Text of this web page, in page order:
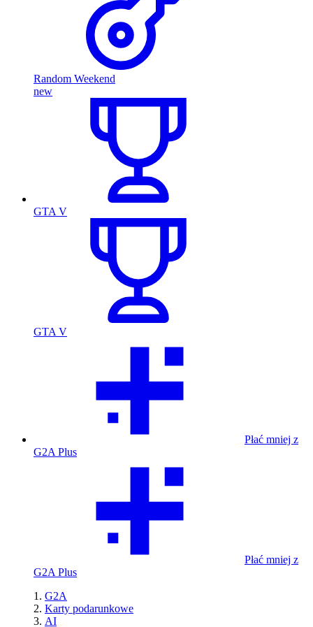
Random Weekend
new
GTA V
GTA V
Płać mniej z
G2A Plus
Płać mniej z
G2A Plus
G2A
Karty podarunkowe
AI